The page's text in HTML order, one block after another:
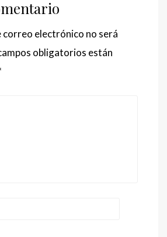
correo electrónico no será
obligatorios están